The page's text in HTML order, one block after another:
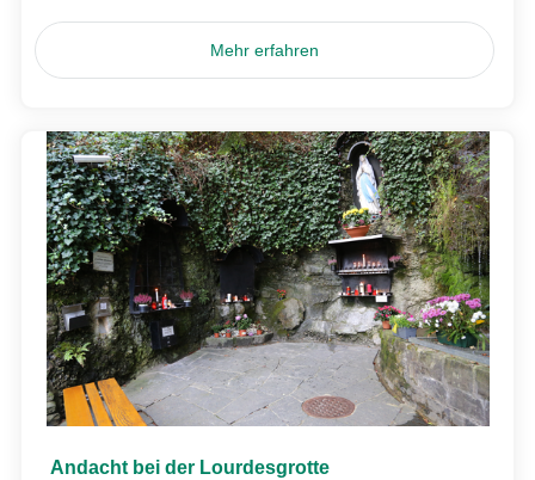
Mehr erfahren
Andacht bei der Lourdesgrotte